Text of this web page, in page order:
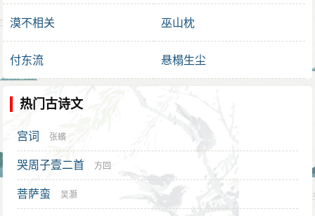
漠不相关 巫山枕
付东流 悬榻生尘
热门古诗文
宫词 张蠙
哭周子壹二首 方回
菩萨蛮 吴灏